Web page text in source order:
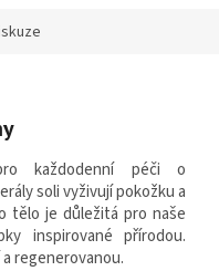
každodenní péči o
soli vyživují pokožku a
tělo je důležitá pro naše
inspirované přírodou.
regenerovanou.